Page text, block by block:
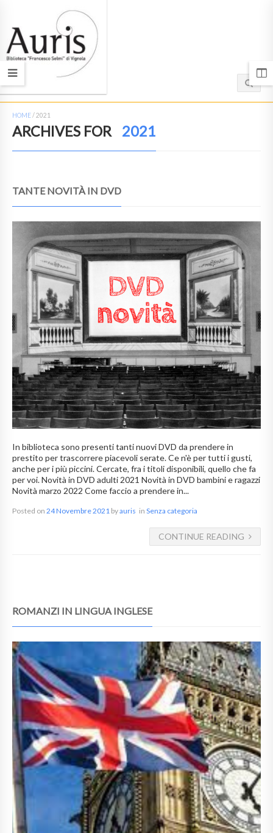
HOME/2021
ARCHIVES FOR 2021
TANTE NOVITÀ IN DVD
In biblioteca sono presenti tanti nuovi DVD da prendere in
prestito per trascorrere piacevoli serate. Ce n'è per tutti i gusti,
anche per i più piccini. Cercate, fra i titoli disponibili, quello che fa
per voi. Novità in DVD adulti 2021 Novità in DVD bambini e ragazzi
Novità marzo 2022 Come faccio a prendere in...
Posted on 24 Novembre 2021 byauris in Senza categoria
CONTINUE READING
ROMANZI IN LINGUA INGLESE